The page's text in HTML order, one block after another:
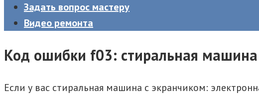
Задать вопрос мастеру
Видео ремонта
Код ошибки f03: стиральная
Если у вас стиральная машина с экранчиком: